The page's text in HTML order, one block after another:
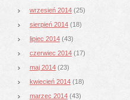
wrzesień 2014 (25)
sierpień 2014 (18)
lipiec 2014 (43)
czerwiec 2014 (17)
maj 2014 (23)
kwiecień 2014 (18)
marzec 2014 (43)